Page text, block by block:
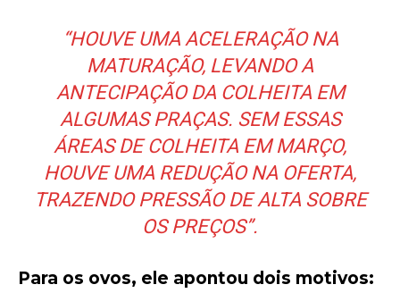
“HOUVE UMA ACELERAÇÃO NA
MATURAÇÃO, LEVANDO A
ANTECIPAÇÃO DA COLHEITA EM
ALGUMAS PRAÇAS. SEM ESSAS
ÁREAS DE COLHEITA EM MARÇO,
HOUVE UMA REDUÇÃO NA OFERTA,
TRAZENDO PRESSÃO DE ALTA SOBRE
OS PREÇOS”.
Para os ovos, ele apontou dois motivos: